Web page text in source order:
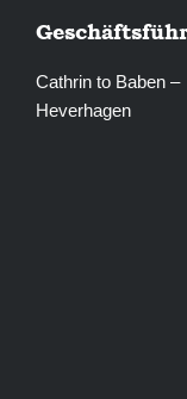
Cathrin to Baben –
Heverhagen